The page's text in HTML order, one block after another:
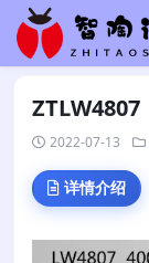
ZTLW4807
2022-07-13
详情介绍